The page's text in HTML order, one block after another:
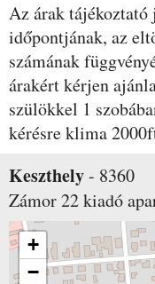
Az árak tájékoztató
időpontjának, az
számának
árakért kérjen
szülökkel 1
kérésre klima
Keszthely- 8360
Zámor 22kiadó
+
−